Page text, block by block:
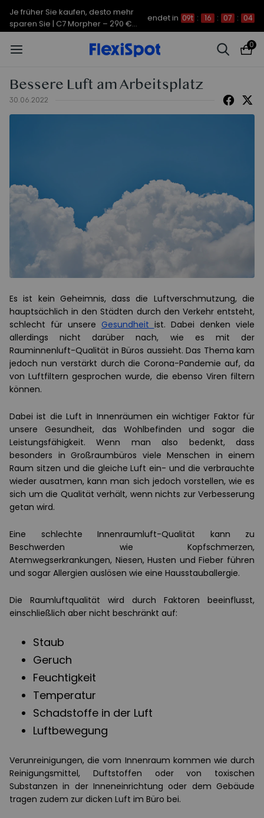
Je früher Sie kaufen, desto mehr
sparen Sie | C7 Morpher – 290 €
Rabatt
endet in 09t : 16 : 07 : 03
0
Bessere Luft am Arbeitsplatz
30.06.2022
Es ist kein Geheimnis, dass die Luftverschmutzung, die
hauptsächlich in den Städten durch den Verkehr entsteht,
schlecht für unsereGesundheit ist. Dabei denken viele
allerdings nicht darüber nach, wie es mit der
Rauminnenluft-Qualität in Büros aussieht. Das Thema kam
jedoch nun verstärkt durch die Corona-Pandemie auf, da
von Luftfiltern gesprochen wurde, die ebenso Viren filtern
können.
Dabei ist die Luft in Innenräumen ein wichtiger Faktor für
unsere Gesundheit, das Wohlbefinden und sogar die
Leistungsfähigkeit. Wenn man also bedenkt, dass
besonders in Großraumbüros viele Menschen in einem
Raum sitzen und die gleiche Luft ein- und die verbrauchte
wieder ausatmen, kann man sich jedoch vorstellen, wie es
sich um die Qualität verhält, wenn nichts zur Verbesserung
getan wird.
Eine schlechte Innenraumluft-Qualität kann zu
Beschwerden wie Kopfschmerzen,
Atemwegserkrankungen, Niesen, Husten und Fieber führen
und sogar Allergien auslösen wie eine Hausstauballergie.
Die Raumluftqualität wird durch Faktoren beeinflusst,
einschließlich aber nicht beschränkt auf:
Staub
Geruch
Feuchtigkeit
Temperatur
Schadstoffe in der Luft
Luftbewegung
Verunreinigungen, die vom Innenraum kommen wie durch
Reinigungsmittel, Duftstoffen oder von toxischen
Substanzen in der Inneneinrichtung oder dem Gebäude
tragen zudem zur dicken Luft im Büro bei.